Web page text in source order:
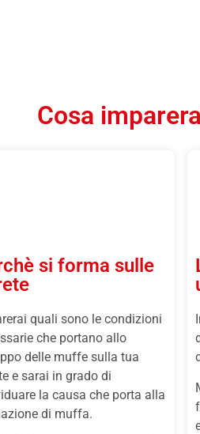
Cosa
si forma sulle
quali sono le condizioni
che portano allo
delle muffe sulla tua
e sarai in grado di
la causa che porta alla
di muffa.